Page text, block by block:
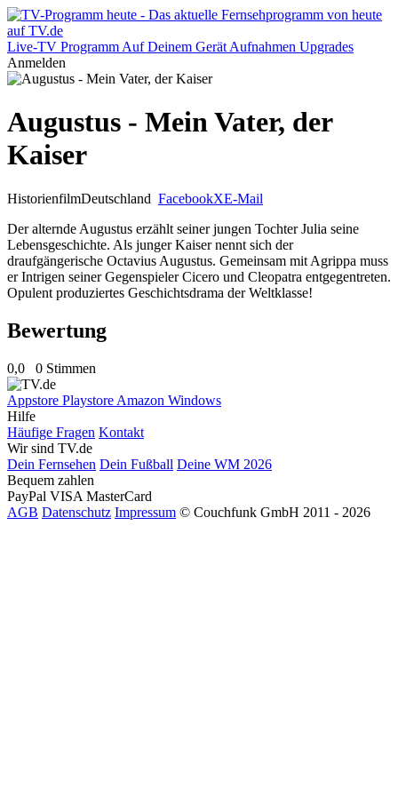
Live-TV Programm Auf Deinem Gerät Aufnahmen Upgrades
Anmelden
Augustus - Mein Vater, der
Kaiser
HistorienfilmDeutschland FacebookXE-Mail
Der alternde Augustus erzählt seiner jungen Tochter Julia seine
Lebensgeschichte. Als junger Kaiser nennt sich der
draufgängerische Octavius Augustus. Gemeinsam mit Agrippa muss
er Intrigen seiner Gegenspieler Cicero und Cleopatra entgegentreten.
Opulent produziertes Geschichtsdrama der Weltklasse!
Bewertung
0,0 0 Stimmen
Appstore Playstore Amazon Windows
Hilfe
Häufige Fragen Kontakt
Wir sind TV.de
Dein Fernsehen Dein Fußball Deine WM 2026
Bequem zahlen
PayPal VISA MasterCard
AGB Datenschutz Impressum © Couchfunk GmbH 2011 - 2026